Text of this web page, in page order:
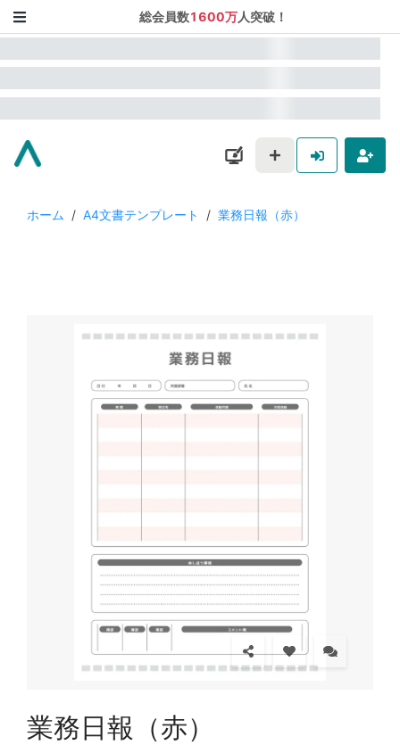
総会員数1600万人突破！
ホーム / A4文書テンプレート / 業務日報（赤）
業務日報（赤）